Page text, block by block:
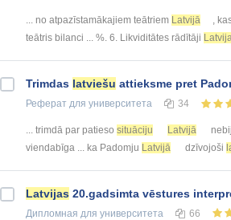
... no atpazīstamākajiem teātriem Latvijā ,
teātris bilanci ... %. 6. Likviditātes rādītāji
Trimdas latviešu attieksme pret
Реферат для университета 34
... trimdā par patieso situāciju Latvijā
viendabīga ... ka Padomju Latvijā dzīvojoši
Latvijas 20.gadsimta vēstures
Дипломная для университета 66